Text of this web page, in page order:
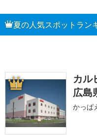
夏の人気スポットラン
1
カル
広島
かっぱ